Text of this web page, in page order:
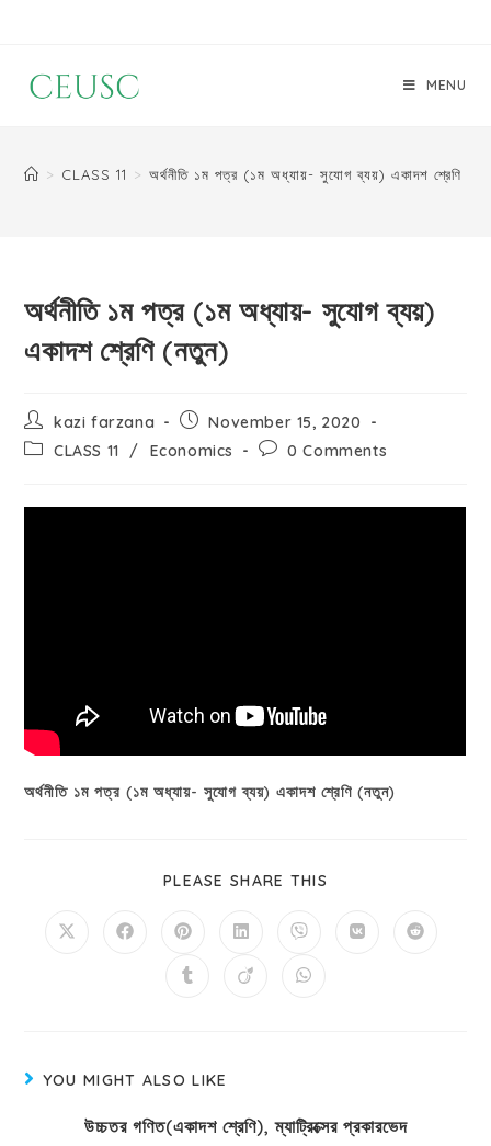
MENU
> CLASS 11 > অর্থনীতি ১ম পত্র (১ম অধ্যায়- সুযোগ ব্যয়) একাদশ শ্রেণি
অর্থনীতি ১ম পত্র (১ম অধ্যায়- সুযোগ ব্যয়)
একাদশ শ্রেণি (নতুন)
kazi farzana
November 15, 2020
CLASS 11
/ Economics 0 Comments
অর্থনীতি ১ম পত্র (১ম অধ্যায়- সুযোগ ব্যয়) একাদশ শ্রেণি (নতুন)
PLEASE SHARE THIS
YOU MIGHT ALSO LIKE
উচ্চতর গণিত(একাদশ শ্রেণি), ম্যাট্রিক্সের প্রকারভেদ